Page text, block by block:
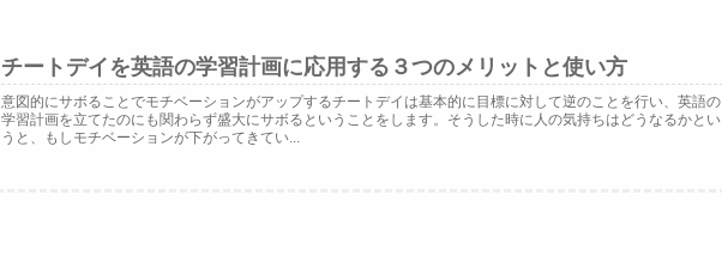
チートデイを英語の学習計画に応用する３つのメリットと使い方
意図的にサボることでモチベーションがアップするチートデイは基本的に目標に対して逆のことを行い、英語の
学習計画を立てたのにも関わらず盛大にサボるということをします。そうした時に人の気持ちはどうなるかとい
うと、もしモチベーションが下がってきてい...